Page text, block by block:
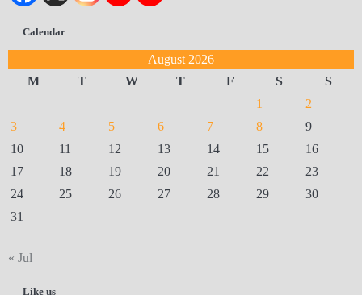
Calendar
August 2026
M
T W T F S
S
1
2
3
4 5 6 7 8
9
10
11 12 13 14 15
16
17
18 19 20 21 22
23
24
25 26 27 28 29
30
31
« Jul
Like us